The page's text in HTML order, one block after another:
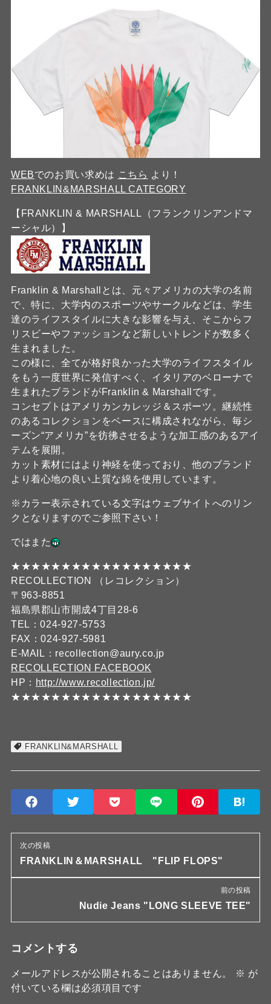
WEBでのお買い求めは こちら より！
FRANKLIN&MARSHALL CATEGORY
【FRANKLIN & MARSHALL（フランクリンアンドマ
ーシャル）】
Franklin & Marshallとは、元々アメリカの大学の名前
で、特に、大学内のスポーツやサークルなどは、学生
達のライフスタイルに大きな影響を与え、そこからフ
リスビーやファッションなど新しいトレンドが数多く
生まれました。
この様に、全てが格好良かった大学のライフスタイル
をもう一度世界に発信すべく、イタリアのベローナで
生まれたブランドがFranklin & Marshallです。
コンセプトはアメリカンカレッジ＆スポーツ。継続性
のあるコレクションをベースに構成されながら、毎シ
ーズン“アメリカ”を彷彿させるような加工感のあるアイ
テムを展開。
カット素材にはより神経を使っており、他のブランド
より着心地の良い上質な綿を使用しています。
※カラー表示されている文字はウェブサイトへのリン
クとなりますのでご参照下さい！
ではまた
★★★★★★★★★★★★★★★★★★
RECOLLECTION （レコレクション）
〒963-8851
福島県郡山市開成4丁目28-6
TEL：024-927-5753
FAX：024-927-5981
E-MAIL：recollection@aury.co.jp
RECOLLECTION FACEBOOK
HP： http://www.recollection.jp/
★★★★★★★★★★★★★★★★★★
FRANKLIN&MARSHALL
次の投稿
FRANKLIN＆MARSHALL "FLIP FLOPS"
前の投稿
Nudie Jeans "LONG SLEEVE TEE"
コメントする
メールアドレスが公開されることはありません。 ※ が
付いている欄は必須項目です